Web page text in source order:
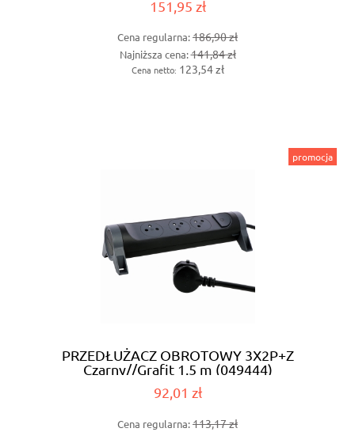
151,95 zł
Cena regularna:186,90 zł
Najniższa cena:141,84 zł
Cena netto: 123,54 zł
PRZEDŁUŻACZ OBROTOWY 3X2P+Z
Czarny//Grafit 1.5 m (049444)
92,01 zł
Cena regularna:113,17 zł
promocja